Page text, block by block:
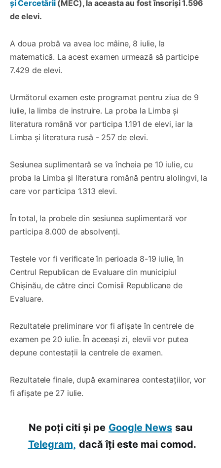
și Cercetării (MEC), la aceasta au fost înscriși 1.596
de elevi.
A doua probă va avea loc mâine, 8 iulie, la
matematică. La acest examen urmează să participe
7.429 de elevi.
Următorul examen este programat pentru ziua de 9
iulie, la limba de instruire. La proba la Limba și
literatura română vor participa 1.191 de elevi, iar la
Limba și literatura rusă - 257 de elevi.
Sesiunea suplimentară se va încheia pe 10 iulie, cu
proba la Limba și literatura română pentru alolingvi, la
care vor participa 1.313 elevi.
În total, la probele din sesiunea suplimentară vor
participa 8.000 de absolvenți.
Testele vor fi verificate în perioada 8-19 iulie, în
Centrul Republican de Evaluare din municipiul
Chișinău, de către cinci Comisii Republicane de
Evaluare.
Rezultatele preliminare vor fi afișate în centrele de
examen pe 20 iulie. În aceeași zi, elevii vor putea
depune contestații la centrele de examen.
Rezultatele finale, după examinarea contestațiilor, vor
fi afișate pe 27 iulie.
Ne poți citi și pe Google News sau
Telegram, dacă îți este mai comod.